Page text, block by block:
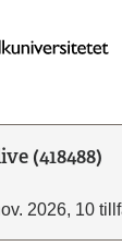
(418488)
2026, 10